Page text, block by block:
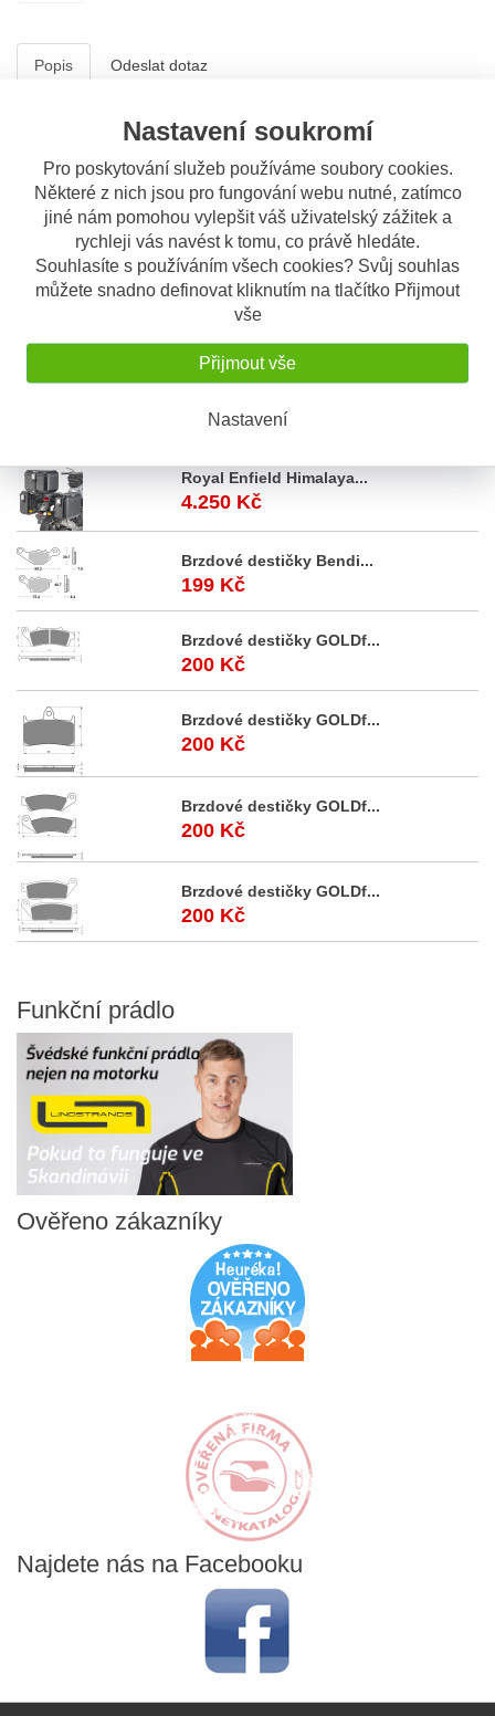
Nastavení soukromí
Pro poskytování služeb používáme soubory cookies.
Některé z nich jsou pro fungování webu nutné, zatímco
jiné nám pomohou vylepšit váš uživatelský zážitek a
rychleji vás navést k tomu, co právě hledáte.
Souhlasíte s používáním všech cookies? Svůj souhlas
můžete snadno definovat kliknutím na tlačítko Přijmout
vše
Přijmout vše
Nastavení
Popis Odeslat dotaz
Popis výrobku
Givi AF3117B čiré posuvné plexi Airflow
Posuvné plexi Airflow
Snadná montáž orig. úchytným materiálem
Maximální výška 57 cm (zvýšení o 12 cm)
Šířka 50 cm
SUZUKI
V-Strom 1050 XT (20-)
V-Strom 1050 SE (20-)
V-Strom 1050 DE (23-)
Royal Enfield Himalaya...
4.250 Kč
Brzdové destičky Bendi...
199 Kč
Brzdové destičky GOLDf...
200 Kč
Brzdové destičky GOLDf...
200 Kč
Brzdové destičky GOLDf...
200 Kč
Brzdové destičky GOLDf...
200 Kč
Funkční prádlo
Ověřeno zákazníky
Najdete nás na Facebooku